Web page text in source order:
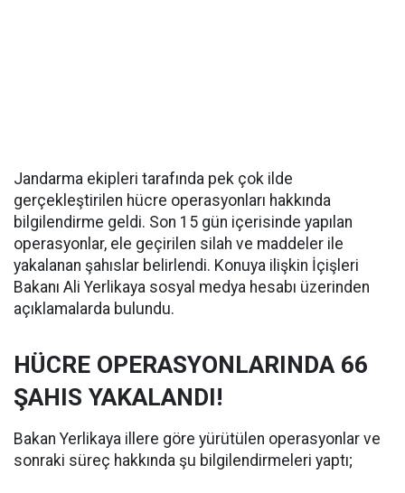
Jandarma ekipleri tarafında pek çok ilde
gerçekleştirilen hücre operasyonları hakkında
bilgilendirme geldi. Son 15 gün içerisinde yapılan
operasyonlar, ele geçirilen silah ve maddeler ile
yakalanan şahıslar belirlendi. Konuya ilişkin İçişleri
Bakanı Ali Yerlikaya sosyal medya hesabı üzerinden
açıklamalarda bulundu.
HÜCRE OPERASYONLARINDA 66
ŞAHIS YAKALANDI!
Bakan Yerlikaya illere göre yürütülen operasyonlar ve
sonraki süreç hakkında şu bilgilendirmeleri yaptı;